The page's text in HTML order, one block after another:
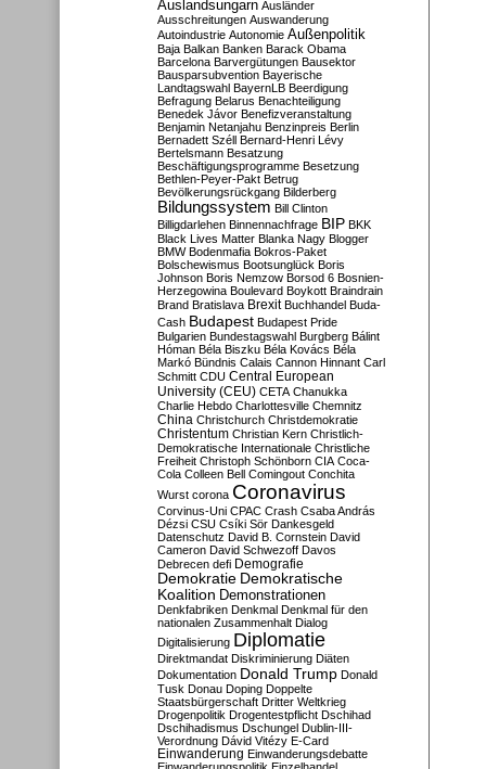
Auslandsungarn Ausländer
Ausschreitungen Auswanderung
Autoindustrie Autonomie Außenpolitik
Baja Balkan Banken Barack Obama
Barcelona Barvergütungen Bausektor
Bausparsubvention Bayerische
Landtagswahl BayernLB Beerdigung
Befragung Belarus Benachteiligung
Benedek Jávor Benefizveranstaltung
Benjamin Netanjahu Benzinpreis Berlin
Bernadett Széll Bernard-Henri Lévy
Bertelsmann Besatzung
Beschäftigungsprogramme Besetzung
Bethlen-Peyer-Pakt Betrug
Bevölkerungsrückgang Bilderberg
Bildungssystem Bill Clinton
Billigdarlehen Binnennachfrage BIP BKK
Black Lives Matter Blanka Nagy Blogger
BMW Bodenmafia Bokros-Paket
Bolschewismus Bootsunglück Boris
Johnson Boris Nemzow Borsod 6 Bosnien-
Herzegowina Boulevard Boykott Braindrain
Brand Bratislava Brexit Buchhandel Buda-
Cash Budapest Budapest Pride
Bulgarien Bundestagswahl Burgberg Bálint
Hóman Béla Biszku Béla Kovács Béla
Markó Bündnis Calais Cannon Hinnant Carl
Schmitt CDU Central European
University (CEU) CETA Chanukka
Charlie Hebdo Charlottesville Chemnitz
China Christchurch Christdemokratie
Christentum Christian Kern Christlich-
Demokratische Internationale Christliche
Freiheit Christoph Schönborn CIA Coca-
Cola Colleen Bell Comingout Conchita
Wurst corona Coronavirus
Corvinus-Uni CPAC Crash Csaba András
Dézsi CSU Csíki Sör Dankesgeld
Datenschutz David B. Cornstein David
Cameron David Schwezoff Davos
Debrecen defi Demografie
Demokratie Demokratische
Koalition Demonstrationen
Denkfabriken Denkmal Denkmal für den
nationalen Zusammenhalt Dialog
Digitalisierung Diplomatie
Direktmandat Diskriminierung Diäten
Dokumentation Donald Trump Donald
Tusk Donau Doping Doppelte
Staatsbürgerschaft Dritter Weltkrieg
Drogenpolitik Drogentestpflicht Dschihad
Dschihadismus Dschungel Dublin-III-
Verordnung Dávid Vitézy E-Card
Einwanderung Einwanderungsdebatte